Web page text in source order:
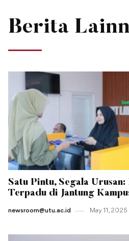
Berita
Satu Pintu, Segala Urusan:
Terpadu di Jantung
newsroom@utu.ac.id May 11 , 2025